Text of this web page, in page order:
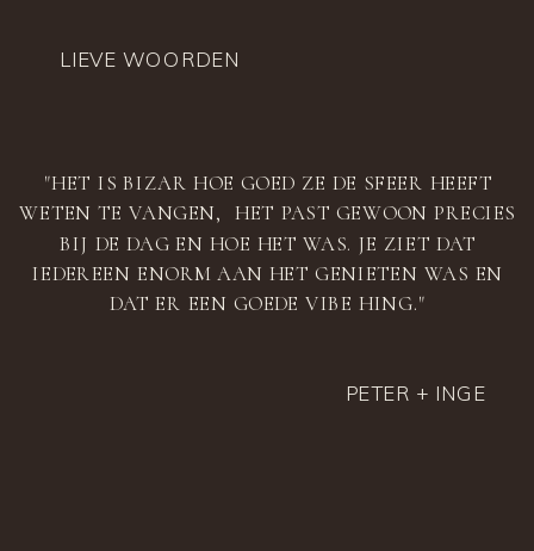
"HET IS BIZAR HOE GOED ZE DE SFEER HEEFT
WETEN TE VANGEN, HET PAST GEWOON PRECIES
BIJ DE DAG EN HOE HET WAS. JE ZIET DAT
IEDEREEN ENORM AAN HET GENIETEN WAS EN
DAT ER EEN GOEDE VIBE HING."
LIEVE WOORDEN
PETER + INGE